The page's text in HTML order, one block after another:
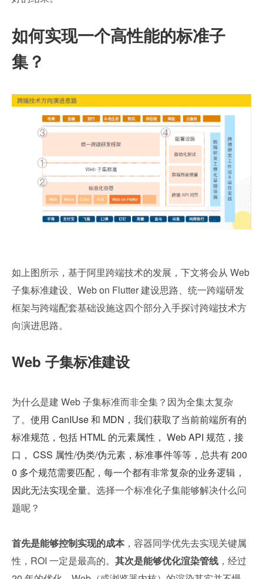
如何实现一个高性能的标准子
集？
如上图所示，基于阿里跨端技术的发展，下文将会从 Web
子集标准建设、Web on Flutter 建设思路、统一跨端研发
框架与跨端配套基础设施这四个部分入手探讨跨端技术方
向演进思路。
Web 子集标准建设
为什么是建 Web 子集标准而非全集？因为全集太复杂
了。 使用 CanIUse 和 MDN，我们获取了当前前端所有的
标准规范，包括 HTML 的元素属性， Web API 规范，接
口， CSS 属性/伪类/伪元素，标准事件等等，总共有 200
0 多个规范需要匹配，每一个都有非常复杂的业务逻辑，
因此无法实现全量。 选择一个标准化子集能够解决什么问
题呢？
首先是能够控制实现的成本，容器同学优先去实现关键属
性，ROI 一定是最高的。 其次是能够优化渲染管线 ，经过